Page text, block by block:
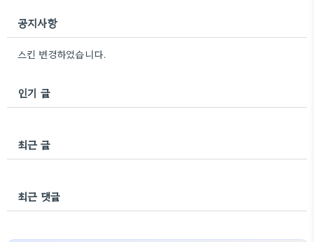
공지사항
스킨 변경하였습니다.
인기 글
최근 글
최근 댓글